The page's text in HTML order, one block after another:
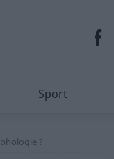
Sport
?